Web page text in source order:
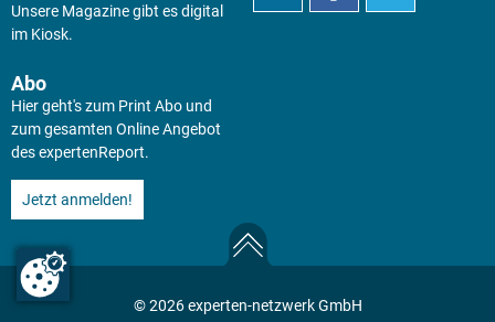
Unsere Magazine gibt es digital
im Kiosk.
Abo
Hier geht's zum Print Abo und
zum gesamten Online Angebot
des expertenReport.
Jetzt anmelden!
© 2026 experten-netzwerk GmbH